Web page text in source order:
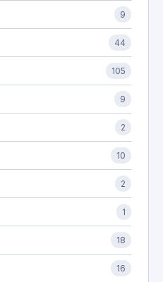
9
44
105
9
2
10
2
1
18
16